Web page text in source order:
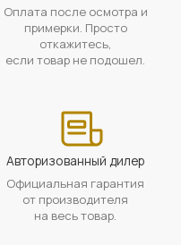
Оплата после осмотра и
примерки. Просто
откажитесь,
если товар не подошел.
Авторизованный дилер
Официальная гарантия
от производителя
на весь товар.